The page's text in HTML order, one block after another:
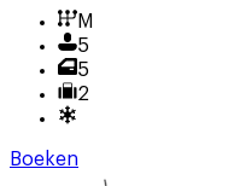
M
5
5
2
Boeken